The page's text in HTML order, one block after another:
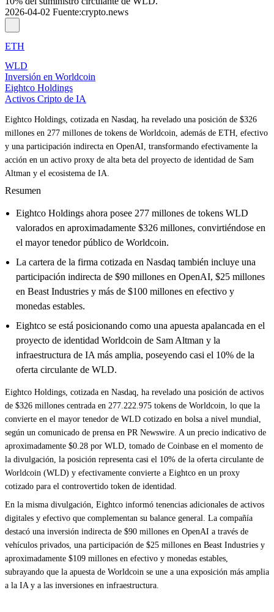
2026-04-02 Fuente:crypto.news
ETH
WLD
Inversión en Worldcoin
Eightco Holdings
Activos Cripto de IA
Eightco Holdings, cotizada en Nasdaq, ha revelado una posición de $326
millones en 277 millones de tokens de Worldcoin, además de ETH, efectivo
y una participación indirecta en OpenAI, transformando efectivamente la
acción en un activo proxy de alta beta del proyecto de identidad de Sam
Altman y el ecosistema de IA.
Resumen
Eightco Holdings ahora posee 277 millones de tokens WLD
valorados en aproximadamente $326 millones, convirtiéndose en
el mayor tenedor público de Worldcoin.
La cartera de la firma cotizada en Nasdaq también incluye una
participación indirecta de $90 millones en OpenAI, $25 millones
en Beast Industries y más de $100 millones en efectivo y
monedas estables.
Eightco se está posicionando como una apuesta apalancada en el
proyecto de identidad Worldcoin de Sam Altman y la
infraestructura de IA más amplia, poseyendo casi el 10% de la
oferta circulante de WLD.
Eightco Holdings, cotizada en Nasdaq, ha revelado una posición de activos
de $326 millones centrada en 277.222.975 tokens de Worldcoin, lo que la
convierte en el mayor tenedor de WLD cotizado en bolsa a nivel mundial,
según un comunicado de prensa en PR Newswire. A un precio indicativo de
aproximadamente $0.28 por WLD, tomado de Coinbase en el momento de
la divulgación, la posición representa casi el 10% de la oferta circulante de
Worldcoin (WLD) y efectivamente convierte a Eightco en un proxy
cotizado para el controvertido token de identidad.
En la misma divulgación, Eightco informó tenencias adicionales de activos
digitales y efectivo que complementan su balance general. La compañía
destacó una inversión indirecta de $90 millones en OpenAI a través de
vehículos privados, una participación de $25 millones en Beast Industries y
aproximadamente $109 millones en efectivo y monedas estables,
subrayando que la apuesta de Worldcoin se une a una exposición más amplia
a la IA y a las inversiones en infraestructura.